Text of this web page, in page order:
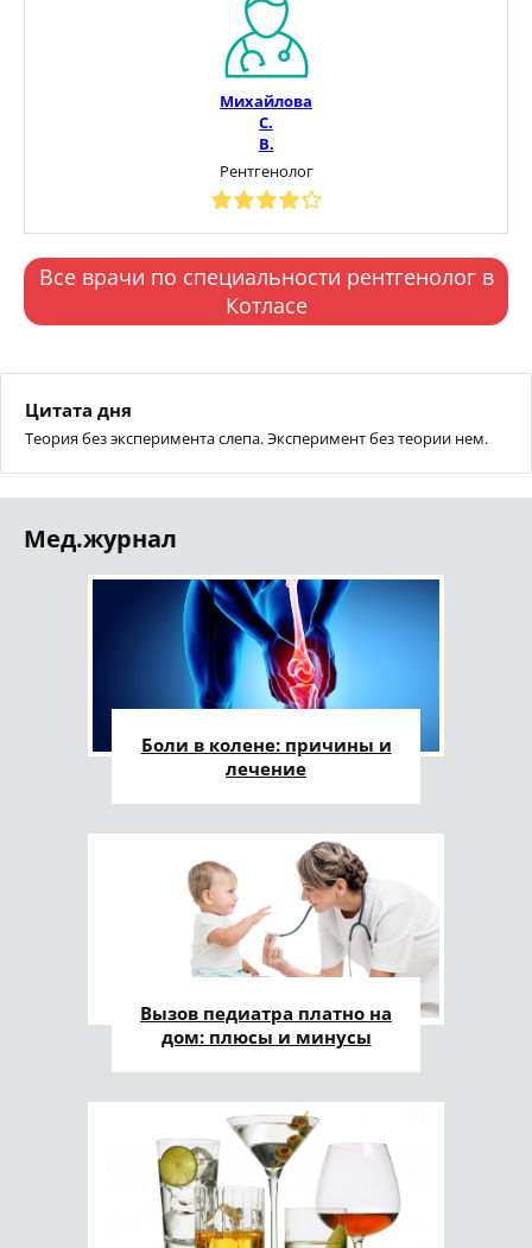
Михайлова
С.
В.
Рентгенолог
Все врачи по специальности рентгенолог в
Котласе
Цитата дня
Теория без эксперимента слепа. Эксперимент без теории нем.
Мед.журнал
Боли в колене: причины и
лечение
Вызов педиатра платно на
дом: плюсы и минусы